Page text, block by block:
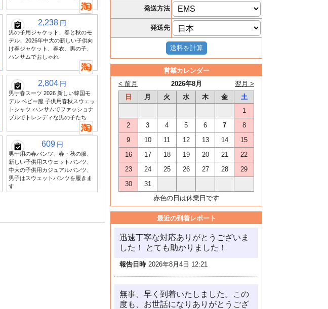
2,238 円
男の子用ジャケット、春と秋のモ
デル、2026年中大の新しい子供向
け春ジャケット、春衣、男の子、
ハンサムでおしゃれ
2,804 円
男子春スーツ 2026 新しい韓国モ
デル ベビー服 子供用春秋スウェッ
トシャツ ハンサムでファッショナ
ブルでトレンディな男の子たち
609 円
男子用の春パンツ、春・秋の服、
新しい子供用スウェットパンツ、
中大の子供用カジュアルパンツ、
男子はスウェットパンツを履きま
す
発送方法
発送先
営業カレンダー
2026年8月
< 前月
翌月 >
日
月 火 水 木 金
土
1
2
3 4 5 6 7
8
9
10 11 12 13 14
15
16
17 18 19 20 21
22
23
24 25 26 27 28
29
30
31
赤色の日は休業日です
最近の到着レポート
迅速丁寧な対応ありがとうございま
した！ とても助かりました！
報告日時 2026年8月4日 12:21
無事、早く到着いたしました。この
度も、お世話になりありがとうござ